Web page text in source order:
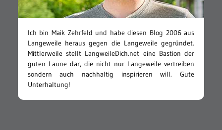
Ich bin Maik Zehrfeld und habe diesen Blog 2006 aus
Langeweile heraus gegen die Langeweile gegründet.
Mittlerweile stellt LangweileDich.net eine Bastion der
guten Laune dar, die nicht nur Langeweile vertreiben
sondern auch nachhaltig inspirieren will. Gute
Unterhaltung!